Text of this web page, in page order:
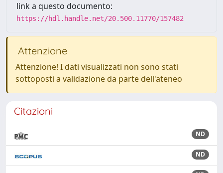
link a questo documento:
https://hdl.handle.net/20.500.11770/157482
Attenzione
Attenzione! I dati visualizzati non sono stati
sottoposti a validazione da parte dell'ateneo
Citazioni
ND
ND